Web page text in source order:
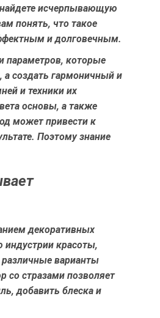
исчерпывающую
понять, что такое
и долговечным.
параметров, которые
а создать гармоничный и
и техники их
основы, а также
может привести к
Поэтому знание
декоративных
индустрии красоты,
различные варианты
со стразами позволяет
добавить блеска и